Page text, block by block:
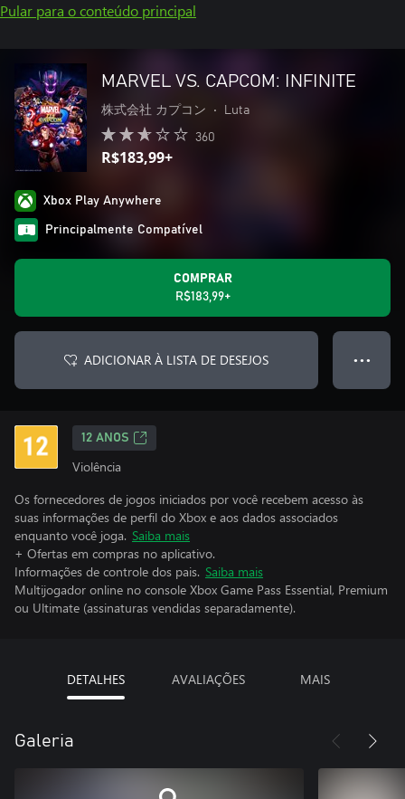
Pular para o conteúdo principal
MARVEL VS. CAPCOM: INFINITE
株式会社 カプコン • Luta
360
R$183,99+
Xbox Play Anywhere
Principalmente Compatível
COMPRAR
R$183,99+
ADICIONAR À LISTA DE DESEJOS ● ● ●
12 ANOS
Violência
Os fornecedores de jogos iniciados por você recebem acesso às
suas informações de perfil do Xbox e aos dados associados
enquanto você joga. Saiba mais
+ Ofertas em compras no aplicativo.
Informações de controle dos pais. Saiba mais
Multijogador online no console Xbox Game Pass Essential, Premium
ou Ultimate (assinaturas vendidas separadamente).
DETALHES AVALIAÇÕES MAIS
Galeria